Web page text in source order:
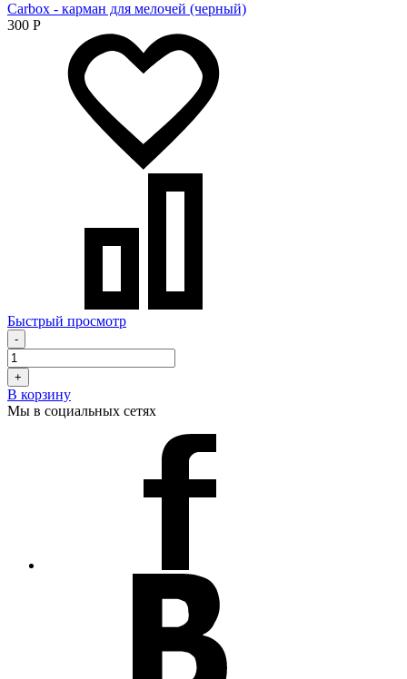
Carbox - карман для мелочей (черный)
300 Р
Быстрый просмотр
-
+
В корзину
Мы в социальных сетях